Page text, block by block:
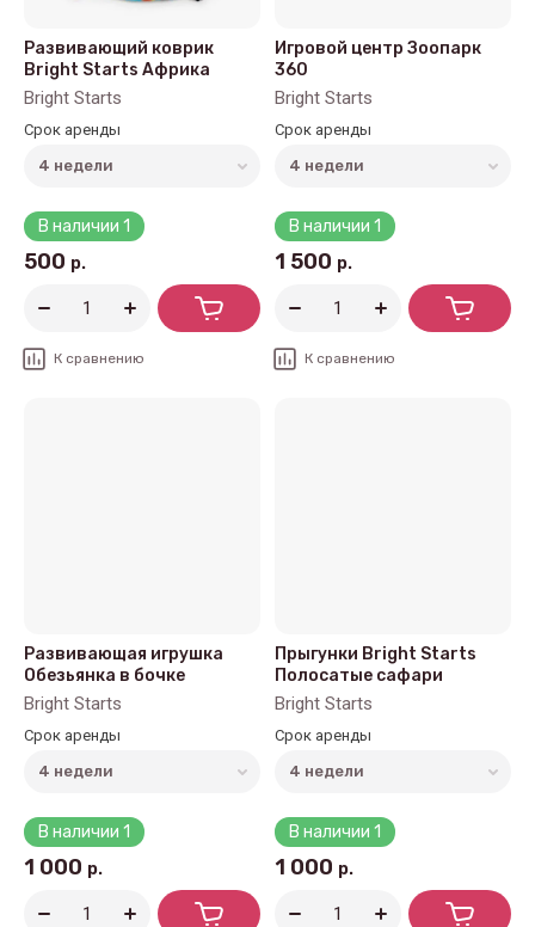
Развивающий коврик
Bright Starts Африка
Bright Starts
Срок аренды
В наличии 1
500 р.
К сравнению
Игровой центр Зоопарк
360
Bright Starts
Срок аренды
В наличии 1
1 500 р.
К сравнению
Развивающая игрушка
Обезьянка в бочке
Bright Starts
Срок аренды
В наличии 1
1 000 р.
Прыгунки Bright Starts
Полосатые сафари
Bright Starts
Срок аренды
В наличии 1
1 000 р.